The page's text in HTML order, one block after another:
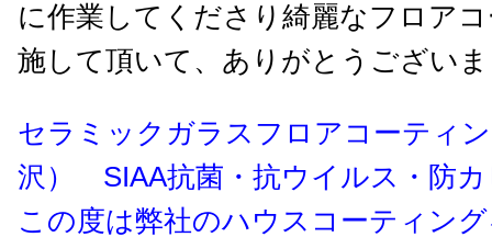
に作業してくださり綺麗なフロア
施して頂いて、ありがとうござい
セラミックガラスフロアコーティ
沢） SIAA抗菌・抗ウイルス・防カ
この度は弊社のハウスコーティン